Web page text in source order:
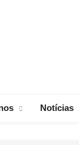
Notícias